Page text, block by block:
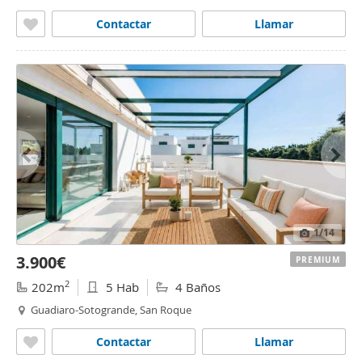
Llamar
Contactar
1/14
3.900€
202m2 5 Hab 4 Baños
Guadiaro-Sotogrande, San Roque
Llamar
Contactar
PREMIUM